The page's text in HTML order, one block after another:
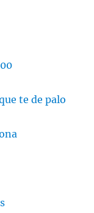
te de palo